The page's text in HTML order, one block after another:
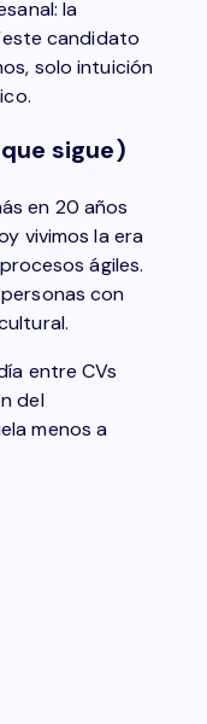
la
candidato
solo intuición
sigue)
en 20 años
vivimos la era
ágiles.
con
entre CVs
del
menos a